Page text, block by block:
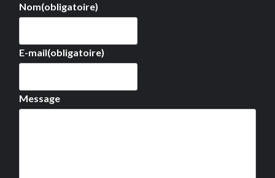
Nom(obligatoire)
E-mail(obligatoire)
Message